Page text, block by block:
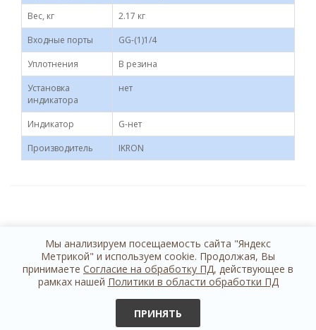
Вес, кг
2.17 кг
Входные порты
GG-(1)1/4
Уплотнения
B резина
Установка
индикатора
нет
Индикатор
G-нет
Производитель
IKRON
+7 812 614 44 24
Мы анализируем посещаемость сайта "Яндекс
Метрикой" и используем cookie. Продолжая, Вы
принимаете Согласие на обработку ПД, действующее в
рамках нашей Политики в области обработки ПД
ПРИНЯТЬ